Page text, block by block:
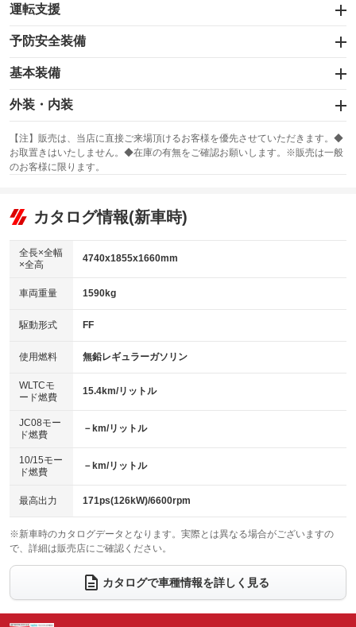
運転支援
ハンドル操作サポート
自動駐車システム
駐車支援システム
予防安全装備
横滑り防止装置
障害物お知らせ機能
クリアランスソナー
自動ライト
自動ハイビーム
頸部衝撃緩和ヘッドレスト
ペダル踏み間違い時加速抑制装置
基本装備
エアバッグ：運転席/助手席/サイド
：装備あり
：装備なし
サンルーフ
：装備なし ABS
リフトアップ
：装備なし
パワーウィンドウ
：装備あり
アイドリングストップ
：装備なし
USB入力端子
：装備なし
100V電源
：装備なし
センターデフロック
：装備なし
電動格納ミラー
：装備あり
外装・内装
カーナビ：メモリーナビ他
：装備あり
TV：フルセグ
：装備あり
ビジュアル
：装備なし
：装備あり
革シート
キーレス
HID(キセノンライト)
：装備なし
バックカメラ
：装備あり
エアロ
：装備なし
パワーシート
ベンチシート
：装備なし
チップアップシート
：装備なし
：装備なし ：装備なし
ウォークスルー
：装備なし
電動リアゲート フロントカメラ
：装備なし
：装備なし ：装備なし
【注】販売は、当店に直接ご来場頂けるお客様を優先させていただきます。◆
お取置きはいたしません。◆在庫の有無をご確認お願いします。※販売は一般
のお客様に限ります。
カタログ情報(新車時)
全長×全幅
×全高
4740x1855x1660mm
車両重量 1590kg
駆動形式 FF
使用燃料 無鉛レギュラーガソリン
WLTCモ
ード燃費
15.4km/リットル
JC08モー
ド燃費
－km/リットル
10/15モー
ド燃費
－km/リットル
最高出力 171ps(126kW)/6600rpm
※新車時のカタログデータとなります。実際とは異なる場合がございますの
で、詳細は販売店にご確認ください。
カタログで車種情報を詳しく見る